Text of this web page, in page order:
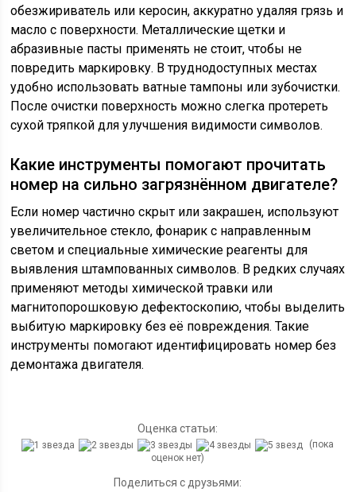
обезжириватель или керосин, аккуратно удаляя грязь и
масло с поверхности. Металлические щетки и
абразивные пасты применять не стоит, чтобы не
повредить маркировку. В труднодоступных местах
удобно использовать ватные тампоны или зубочистки.
После очистки поверхность можно слегка протереть
сухой тряпкой для улучшения видимости символов.
Какие инструменты помогают прочитать
номер на сильно загрязнённом двигателе?
Если номер частично скрыт или закрашен, используют
увеличительное стекло, фонарик с направленным
светом и специальные химические реагенты для
выявления штампованных символов. В редких случаях
применяют методы химической травки или
магнитопорошковую дефектоскопию, чтобы выделить
выбитую маркировку без её повреждения. Такие
инструменты помогают идентифицировать номер без
демонтажа двигателя.
Оценка статьи:
(пока
оценок нет)
Поделиться с друзьями: